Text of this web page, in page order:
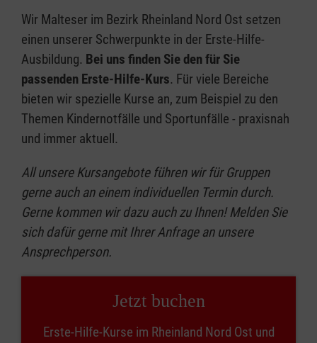
Wir Malteser im Bezirk Rheinland Nord Ost setzen
einen unserer Schwerpunkte in der Erste-Hilfe-
Ausbildung. Bei uns finden Sie den für Sie
passenden Erste-Hilfe-Kurs. Für viele Bereiche
bieten wir spezielle Kurse an, zum Beispiel zu den
Themen Kindernotfälle und Sportunfälle - praxisnah
und immer aktuell.
All unsere Kursangebote führen wir für Gruppen
gerne auch an einem individuellen Termin durch.
Gerne kommen wir dazu auch zu Ihnen! Melden Sie
sich dafür gerne mit Ihrer Anfrage an unsere
Ansprechperson.
Jetzt buchen
Erste-Hilfe-Kurse im Rheinland Nord Ost und